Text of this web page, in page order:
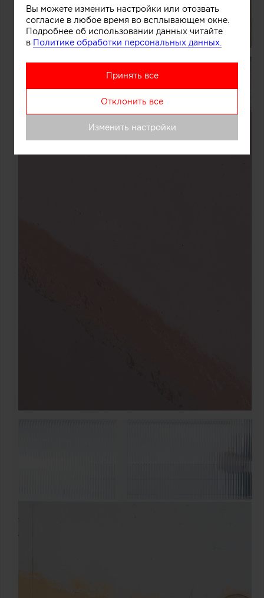
Вы можете изменить настройки или отозвать
согласие в любое время во всплывающем окне.
Подробнее об использовании данных читайте
в Политике обработки персональных данных.
Принять все
Отклонить все
Изменить настройки